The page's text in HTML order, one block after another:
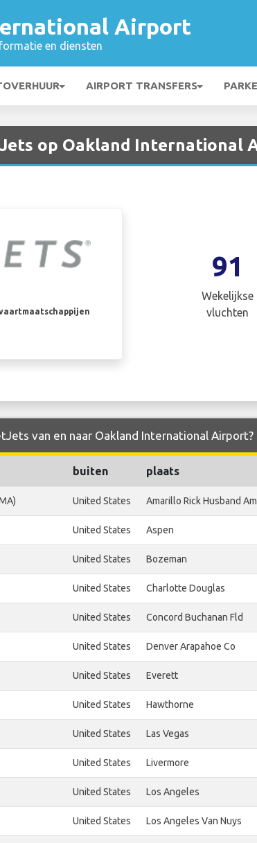
Airport
en diensten
AIRPORT TRANSFERS
op Oakland International
91
Wekelijkse
vluchten
van en naar Oakland International Airport?
buiten plaats
United States Amarillo Rick Husband
United States Aspen
United States Bozeman
United States Charlotte Douglas
United States Concord Buchanan Fld
United States Denver Arapahoe Co
United States Everett
United States Hawthorne
United States Las Vegas
United States Livermore
United States Los Angeles
United States Los Angeles Van Nuys